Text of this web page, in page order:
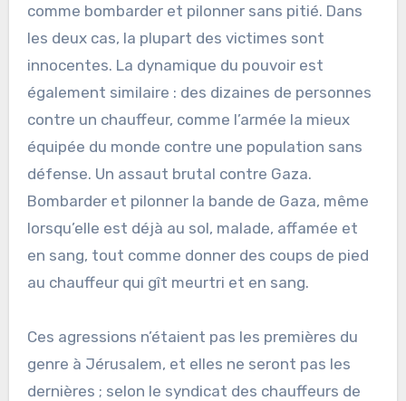
comme bombarder et pilonner sans pitié. Dans
les deux cas, la plupart des victimes sont
innocentes. La dynamique du pouvoir est
également similaire : des dizaines de personnes
contre un chauffeur, comme l’armée la mieux
équipée du monde contre une population sans
défense. Un assaut brutal contre Gaza.
Bombarder et pilonner la bande de Gaza, même
lorsqu’elle est déjà au sol, malade, affamée et
en sang, tout comme donner des coups de pied
au chauffeur qui gît meurtri et en sang.
Ces agressions n’étaient pas les premières du
genre à Jérusalem, et elles ne seront pas les
dernières ; selon le syndicat des chauffeurs de